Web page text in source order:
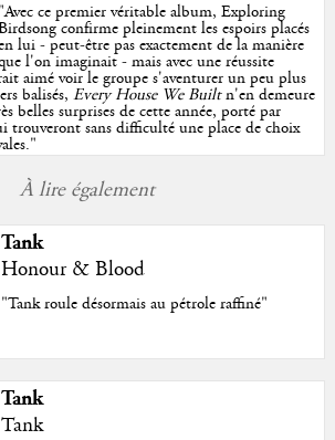
"Avec ce premier véritable album, Exploring
confirme pleinement les espoirs placés
lui - peut-être pas exactement de la manière
l'on imaginait - mais avec une réussite
aimé voir le groupe s'aventurer un peu plus
balisés,Every House We Builtn'en demeure
belles surprises de cette année, porté par
trouveront sans difficulté une place de choix
"
À lire également
Tank
Honour & Blood
"Tank roule désormais au pétrole raffiné"
Tank
Tank